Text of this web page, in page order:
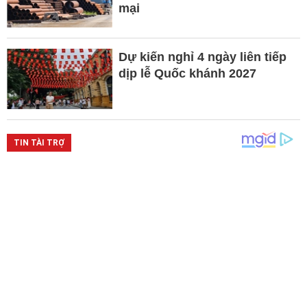
mại
Dự kiến nghỉ 4 ngày liên tiếp
dịp lễ Quốc khánh 2027